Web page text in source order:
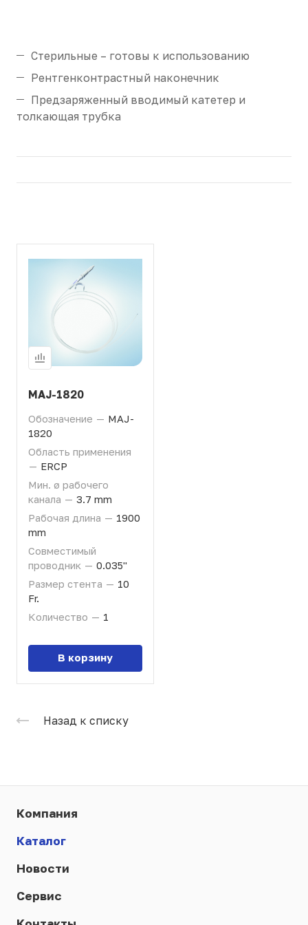
Стерильные – готовы к использованию
Рентгенконтрастный наконечник
Предзаряженный вводимый катетер и
толкающая трубка
MAJ-1820
Обозначение — MAJ-
1820
Область применения
— ERCP
Мин. ø рабочего
канала — 3.7 mm
Рабочая длина — 1900
mm
Совместимый
проводник — 0.035"
Размер стента — 10
Fr.
Количество — 1
В корзину
Назад к списку
Компания
Каталог
Новости
Сервис